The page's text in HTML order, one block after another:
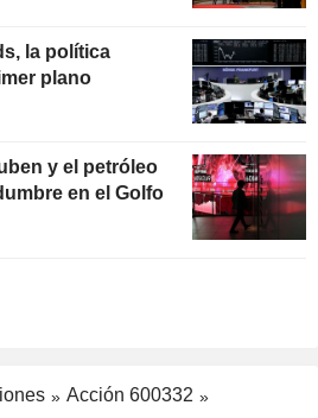
la política
plano
y el petróleo
en el Golfo
Acción 600332